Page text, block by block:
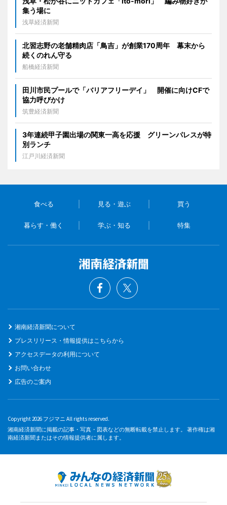
集う場に
浅草経済新聞
北習志野の老舗精肉店「鳥吉」が創業170周年 幕末から
続くのれん守る
船橋経済新聞
田川市民プールで「バリアフリーデイ」 開催に向けCFで
協力呼びかけ
筑豊経済新聞
3年連続甲子園出場の関東一高を応援 グリーンパレスが特
別ランチ
江戸川経済新聞
食べる 見る・遊ぶ 買う
暮らす・働く 学ぶ・知る 特集
湘南経済新聞について
プレスリリース・情報提供はこちらから
アクセスデータの利用について
お問い合わせ
広告のご案内
Copyright 2026 フジマニ All rights reserved.
湘南経済新聞に掲載の記事・写真・図表などの無断転載を禁止します。 著作権は湘
南経済新聞またはその情報提供者に属します。